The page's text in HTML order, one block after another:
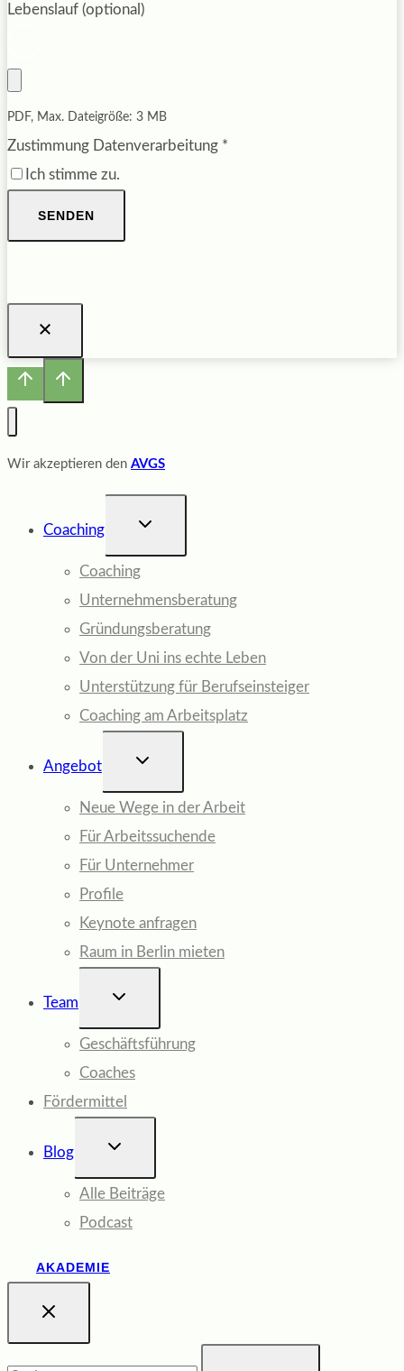
Lebenslauf (optional)
PDF, Max. Dateigröße: 3 MB
Zustimmung Datenverarbeitung *
Ich stimme zu.
SENDEN
Wir akzeptieren den AVGS
Coaching
UNTERMENÜ
Coaching
Unternehmensberatung
Gründungsberatung
Von der Uni ins echte Leben
Unterstützung für Berufseinsteiger
Coaching am Arbeitsplatz
Angebot
UNTERMENÜ
Neue Wege in der Arbeit
Für Arbeitssuchende
Für Unternehmer
Profile
Keynote anfragen
Raum in Berlin mieten
Team
UNTERMENÜ
Geschäftsführung
Coaches
Fördermittel
Blog
UNTERMENÜ
Alle Beiträge
Podcast
AKADEMIE